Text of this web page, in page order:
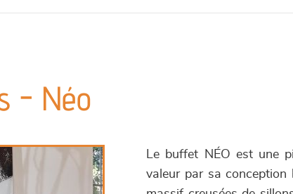
- Néo
Le buffet NÉO est une
valeur par sa conception